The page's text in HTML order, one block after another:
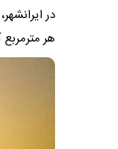
هر مترمربع آن ۳ میلیون